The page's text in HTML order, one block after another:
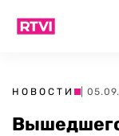
НОВОСТИ |